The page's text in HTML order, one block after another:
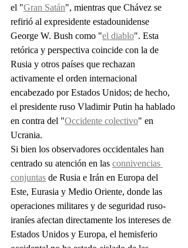
el "Gran Satán", mientras que Chávez se
refirió al expresidente estadounidense
George W. Bush como "el diablo". Esta
retórica y perspectiva coincide con la de
Rusia y otros países que rechazan
activamente el orden internacional
encabezado por Estados Unidos; de hecho,
el presidente ruso Vladimir Putin ha hablado
en contra del "Occidente colectivo" en
Ucrania.
Si bien los observadores occidentales han
centrado su atención en las connivencias
conjuntas de Rusia e Irán en Europa del
Este, Eurasia y Medio Oriente, donde las
operaciones militares y de seguridad ruso-
iraníes afectan directamente los intereses de
Estados Unidos y Europa, el hemisferio